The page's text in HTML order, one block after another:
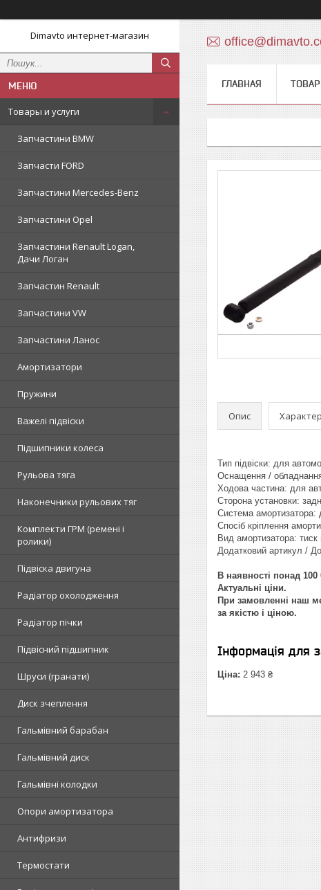
Dimavto интернет-магазин
Товары и услуги
Запчастини BMW
Запчасти FORD
Запчастини Mercedes-Benz
Запчастини Opel
Запчастини Renault Logan,
Дачи Логан
Запчастин Renault
Запчастини VW
Запчастини Ланос
Амортизатори
Пружини
Важелі підвіски
Підшипники колеса
Рульова тяга
Наконечники рульових тяг
Комплекти ГРМ (ремені і
ролики)
Підвіска двигуна
Радіатор охолодження
Радіатор пічки
Підвісний підшипник
Шруси (гранати)
Диск зчеплення
Гальмівний барабан
Гальмівний диск
Гальмівні колодки
Опори амортизатора
Антифризи
Термостати
ГЛАВНАЯ
Опис
Тип підвіски: для
Оснащення /
Ходова частина: для
Сторона установки:
Система амортизатора:
Спосіб кріплення
Вид амортизатора: тиск
Додатковий артикул /
В наявності понад 100
Актуальні ціни.
При замовленні наш
за якістю і ціною.
Інформація для
Ціна: 2 943 ₴